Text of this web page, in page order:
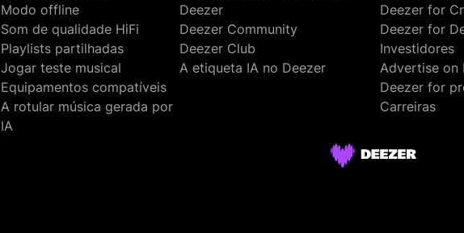
Modo offline
Som de qualidade HiFi
Playlists partilhadas
Jogar teste musical
Equipamentos compatíveis
A rotular música gerada por
IA
Deezer
Deezer Community
Deezer Club
A etiqueta IA no Deezer
Deezer for
Deezer for
Investidores
Advertise on
Deezer for
Carreiras